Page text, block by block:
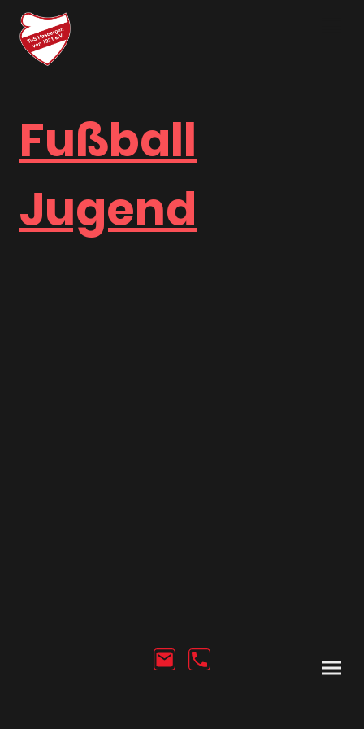
Fußball
Jugend